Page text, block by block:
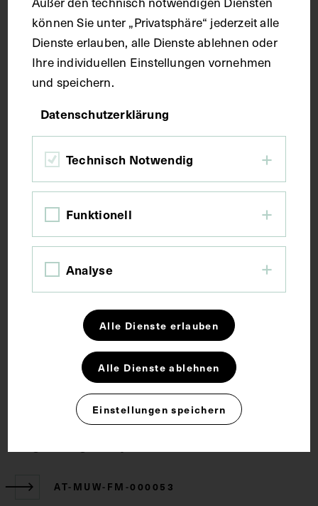
Maße
Seitenblatt 37 x 24,4 cm
Der Text ist die ergänzende Beschreibung in
deutscher Sprache zum anatomischen Wachsmodell
der Bauchmuskulatur.
CC BY-NC-SA 4.0
AT-MUW-FM-000053
können Sie unter „Privatsphäre“ jederzeit alle
Dienste erlauben, alle Dienste ablehnen oder
Ihre individuellen Einstellungen vornehmen
und speichern.
Datenschutzerklärung
Technisch Notwendig
Funktionell
Analyse
Alle Dienste erlauben
Alle Dienste ablehnen
Einstellungen speichern